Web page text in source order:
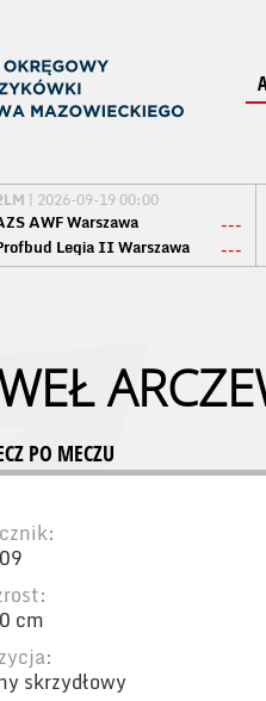
| 2026-09-19 00:00
AWF Warszawa
---
Legia II Warszawa
---
PO MECZU
cm
skrzydłowy